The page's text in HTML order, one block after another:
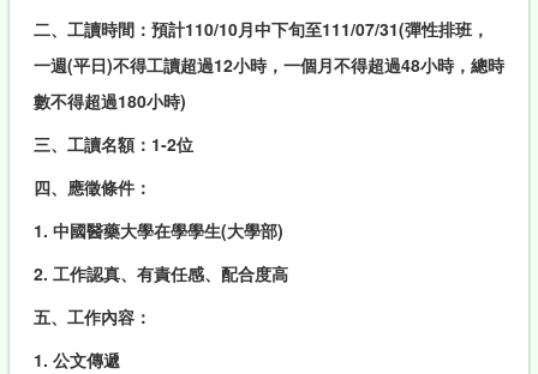
二、工讀時間：預計110/10月中下旬至111/07/31(彈性排班，
一週(平日)不得工讀超過12小時，一個月不得超過48小時，總時
數不得超過180小時)
三、工讀名額：1-2位
四、應徵條件：
1. 中國醫藥大學在學學生(大學部)
2. 工作認真、有責任感、配合度高
五、工作內容：
1. 公文傳遞